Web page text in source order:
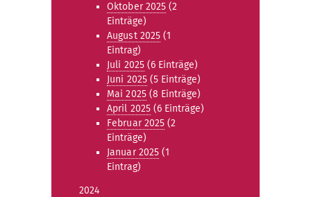
Oktober 2025 (2
Einträge)
August 2025 (1
Eintrag)
Juli 2025(6 Einträge)
Juni 2025(5 Einträge)
Mai 2025(8 Einträge)
April 2025 (6 Einträge)
Februar 2025 (2
Einträge)
Januar 2025 (1
Eintrag)
2024